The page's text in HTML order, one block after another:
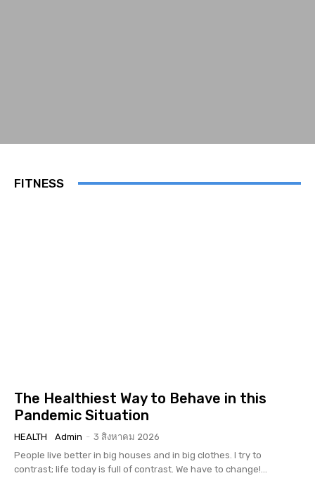
FITNESS
The Healthiest Way to Behave in this
Pandemic Situation
HEALTH Admin - 3 สิงหาคม 2026
People live better in big houses and in big clothes. I try to
contrast; life today is full of contrast. We have to change!...